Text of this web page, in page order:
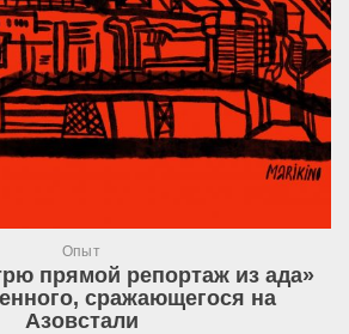
Опыт
прямой репортаж из ада»
сражающегося на
Азовстали